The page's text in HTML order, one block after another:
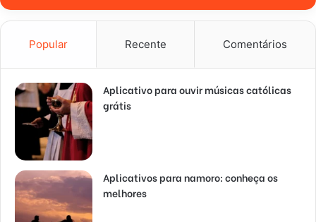
Popular Recente Comentários
Aplicativo para ouvir músicas católicas
grátis
Aplicativos para namoro: conheça os
melhores